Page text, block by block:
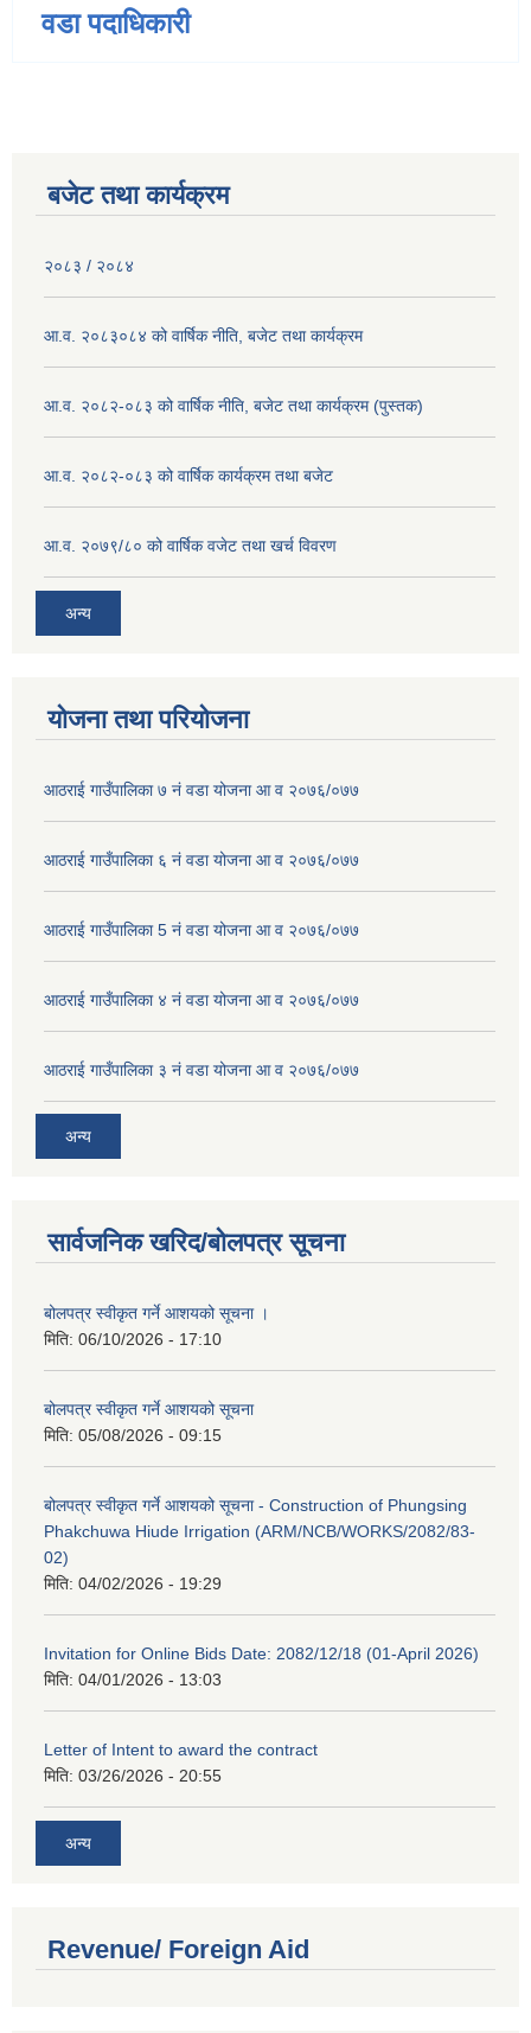
वडा पदाधिकारी
बजेट तथा कार्यक्रम
२०८३ / २०८४
आ.व. २०८३०८४ को वार्षिक नीति, बजेट तथा कार्यक्रम
आ.व. २०८२-०८३ को वार्षिक नीति, बजेट तथा कार्यक्रम (पुस्तक)
आ.व. २०८२-०८३ को वार्षिक कार्यक्रम तथा बजेट
आ.व. २०७९/८० को वार्षिक वजेट तथा खर्च विवरण
अन्य
योजना तथा परियोजना
आठराई गाउँपालिका ७ नं वडा योजना आ व २०७६/०७७
आठराई गाउँपालिका ६ नं वडा योजना आ व २०७६/०७७
आठराई गाउँपालिका 5 नं वडा योजना आ व २०७६/०७७
आठराई गाउँपालिका ४ नं वडा योजना आ व २०७६/०७७
आठराई गाउँपालिका ३ नं वडा योजना आ व २०७६/०७७
अन्य
सार्वजनिक खरिद/बोलपत्र सूचना
बोलपत्र स्वीकृत गर्ने आशयको सूचना ।
मिति: 06/10/2026 - 17:10
बोलपत्र स्वीकृत गर्ने आशयको सूचना
मिति: 05/08/2026 - 09:15
बोलपत्र स्वीकृत गर्ने आशयको सूचना - Construction of Phungsing
Phakchuwa Hiude Irrigation (ARM/NCB/WORKS/2082/83-
02)
मिति: 04/02/2026 - 19:29
Invitation for Online Bids Date: 2082/12/18 (01-April 2026)
मिति: 04/01/2026 - 13:03
Letter of Intent to award the contract
मिति: 03/26/2026 - 20:55
अन्य
Revenue/ Foreign Aid